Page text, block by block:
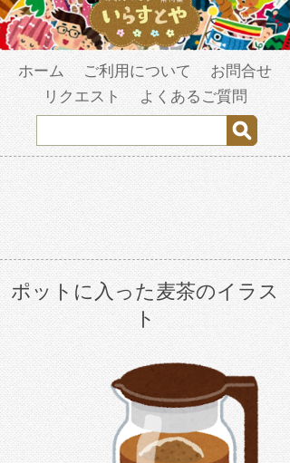
ホーム ご利用について
お問合せ
リクエスト
よくあるご質問
ポットに入った麦茶のイラス
ト